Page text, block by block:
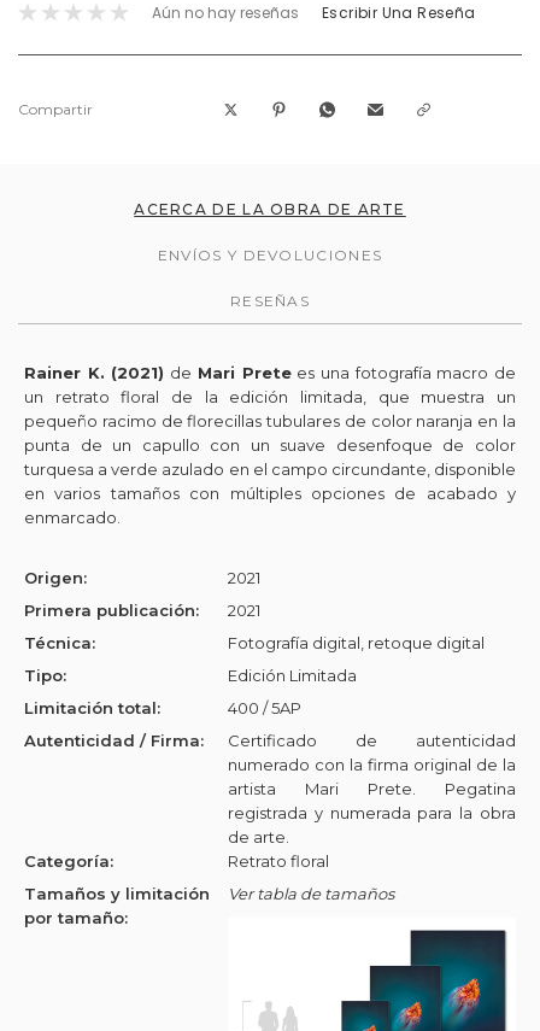
Aún no hay reseñas Escribir Una Reseña
Compartir
ACERCA DE LA OBRA DE ARTE
ENVÍOS Y DEVOLUCIONES
RESEÑAS
Rainer K. (2021) de Mari Pretees una fotografía macro de
un retrato floral de la edición limitada, que muestra un
pequeño racimo de florecillas tubulares de color naranja en la
punta de un capullo con un suave desenfoque de color
turquesa a verde azulado en el campo circundante, disponible
en varios tamaños con múltiples opciones de acabado y
enmarcado.
Origen:
2021
Primera publicación:
2021
Técnica:
Fotografía digital, retoque digital
Tipo:
Edición Limitada
Limitación total:
400 / 5AP
Autenticidad / Firma:
Certificado de autenticidad
numerado con la firma original de la
artista Mari Prete. Pegatina
registrada y numerada para la obra
de arte.
Categoría:
Retrato floral
Tamaños y limitación
por tamaño:
Ver tabla de tamaños